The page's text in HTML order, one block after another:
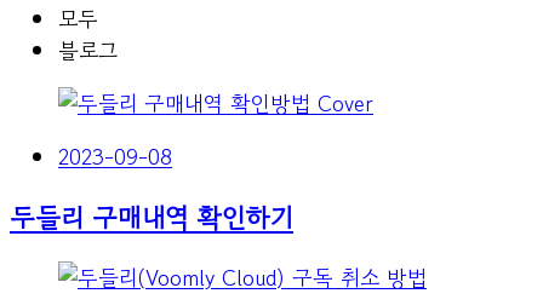
모두
블로그
2023-09-08
두들리 구매내역 확인하기